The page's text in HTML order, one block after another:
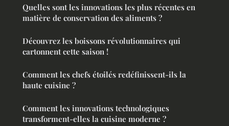
Quelles sont les innovations les plus récentes en
matière de conservation des aliments ?
Découvrez les boissons révolutionnaires qui
cartonnent cette saison !
Comment les chefs étoilés redéfinissent-ils la
haute cuisine ?
Comment les innovations technologiques
transforment-elles la cuisine moderne ?